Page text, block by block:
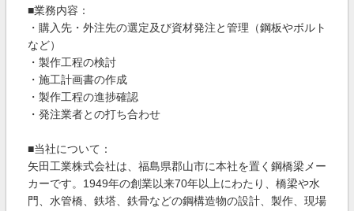
■業務内容：
・購入先・外注先の選定及び資材発注と管理（鋼板やボルト
など）
・製作工程の検討
・施工計画書の作成
・製作工程の進捗確認
・発注業者との打ち合わせ
■当社について：
矢田工業株式会社は、福島県郡山市に本社を置く鋼橋梁メー
カーです。1949年の創業以来70年以上にわたり、橋梁や水
門、水管橋、鉄塔、鉄骨などの鋼構造物の設計、製作、現場